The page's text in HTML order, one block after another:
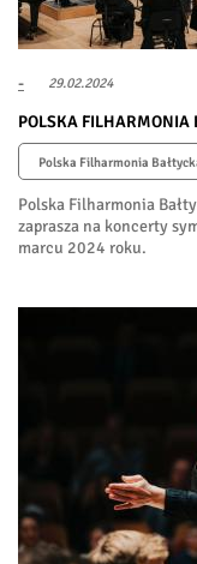
- 29.02.2024
POLSKA FILHARMONIA
Polska Filharmonia
Polska Filharmonia
zaprasza na koncerty
marcu 2024 roku.